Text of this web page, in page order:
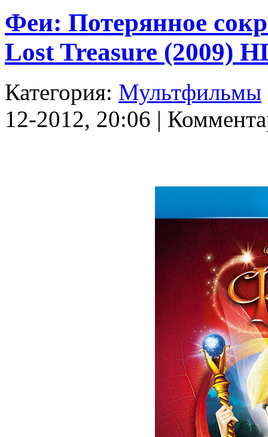
Феи: Потерянное
Lost Treasure (2009)
Категория: Мультфильмы
12-2012, 20:06 |